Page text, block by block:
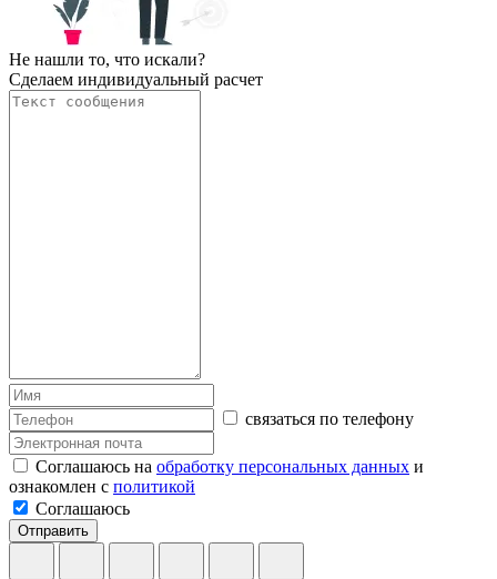
Не нашли то, что искали?
Сделаем индивидуальный расчет
связаться по телефону
Соглашаюсь на обработку персональных данных и
ознакомлен с политикой
Соглашаюсь
Отправить